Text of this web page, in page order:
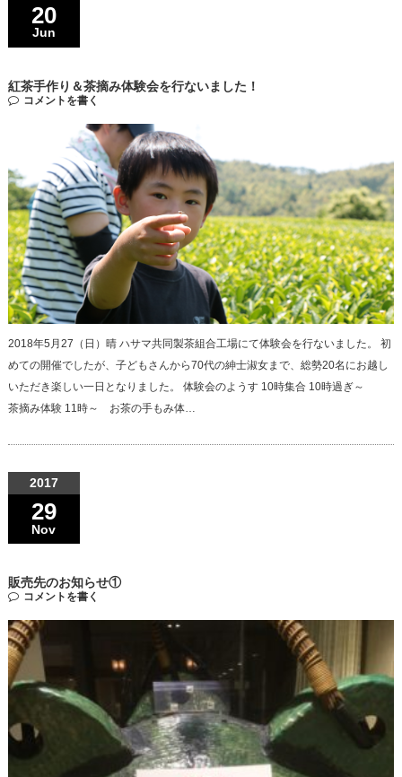
20
Jun
紅茶手作り＆茶摘み体験会を行ないました！
コメントを書く
2018年5月27（日）晴 ハサマ共同製茶組合工場にて体験会を行ないました。 初
めての開催でしたが、子どもさんから70代の紳士淑女まで、総勢20名にお越し
いただき楽しい一日となりました。 体験会のようす 10時集合 10時過ぎ～
茶摘み体験 11時～ お茶の手もみ体…
2017
29
Nov
販売先のお知らせ①
コメントを書く